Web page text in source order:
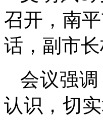
召开，南
话，副市
会议强调
认识，切